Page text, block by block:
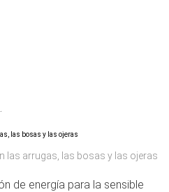
las arrugas, las bosas y las ojeras
de energía para la sensible